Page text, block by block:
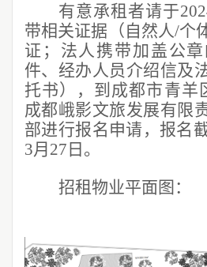
有意承租者请于
带相关证据（自然人/个
证；法人携带加盖公
件、经办人员介绍信及
托书），到成都市青羊
成都峨影文旅发展有限
部进行报名申请，报名
3月27日。
招租物业平面图：